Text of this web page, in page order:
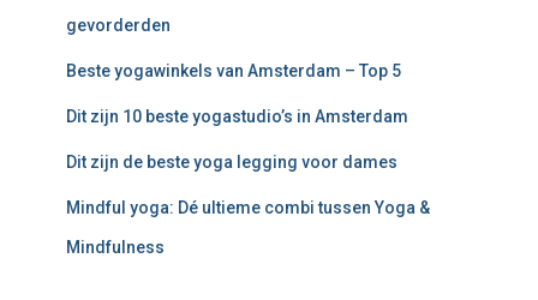
gevorderden
Beste yogawinkels van Amsterdam – Top 5
Dit zijn 10 beste yogastudio’s in Amsterdam
Dit zijn de beste yoga legging voor dames
Mindful yoga: Dé ultieme combi tussen Yoga &
Mindfulness